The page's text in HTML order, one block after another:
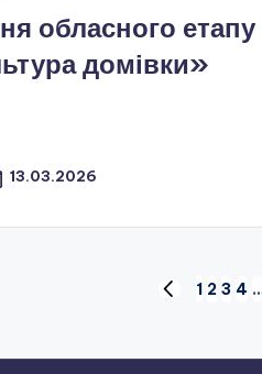
с
н
ї
и
обласного етапу
домівки»
13.03.2026
ПОПЕРЕДНЯ
1 2 3 4